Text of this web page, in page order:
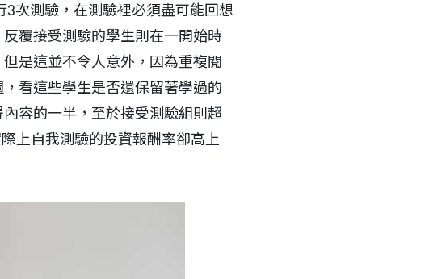
次測驗，在測驗裡必須盡可能回想
覆接受測驗的學生則在一開始時
是這並不令人意外，因為重複閱
看這些學生是否還保留著學過的
容的一半，至於接受測驗組則超
上自我測驗的投資報酬率卻高上